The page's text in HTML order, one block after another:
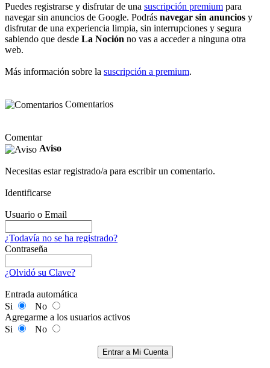
Puedes registrarse y disfrutar de una suscripción premium para
navegar sin anuncios de Google. Podrás navegar sin anuncios y
disfrutar de una experiencia limpia, sin interrupciones y segura
sabiendo que desde La Noción no vas a acceder a ninguna otra
web.
Más información sobre la suscripción a premium.
Comentarios
Comentar
Aviso
Necesitas estar registrado/a para escribir un comentario.
Identificarse
Usuario o Email
¿Todavía no se ha registrado?
Contraseña
¿Olvidó su Clave?
Entrada automática
Si
No
Agregarme a los usuarios activos
Si
No
Entrar a Mi Cuenta